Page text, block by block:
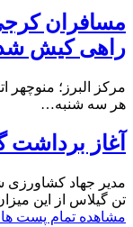
مسافران کرجی
راهی کیش
مرکز البرز؛
هر سه شنبه…
آغاز برداشت
تن گیلاس از این
مشاهده تمام پست